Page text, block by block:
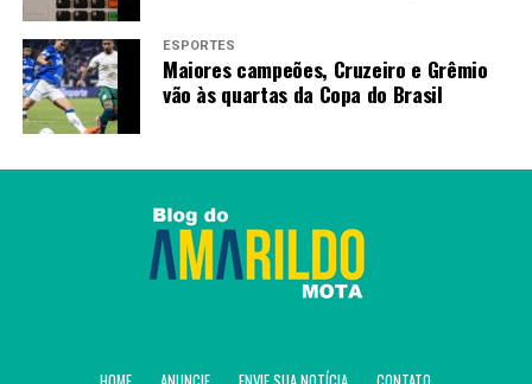
ESPORTES
Maiores campeões, Cruzeiro e Grêmio
vão às quartas da Copa do Brasil